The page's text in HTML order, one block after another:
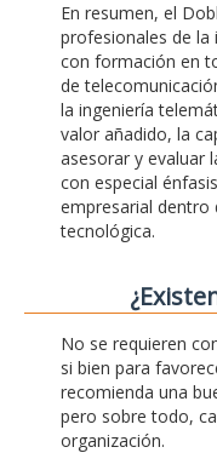
En resumen, el
profesionales de la
con formación en
de
la ingeniería
valor añadido, la
asesorar y evaluar
con especial
empresarial dentro
tecnológica.
No se requieren
si bien para
recomienda una
pero sobre todo,
organización.